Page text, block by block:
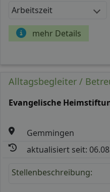
Arbeitszeit
mehr Details
Alltagsbegleiter /
Evangelische
Gemmingen
aktualisiert seit:
Stellenbeschreibung: